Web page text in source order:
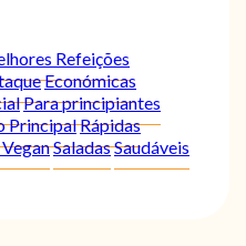
Refeições
Económicas
Para principiantes
PrincipalRápidas
SaladasSaudáveis